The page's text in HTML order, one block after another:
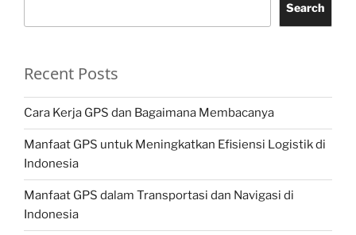
Search
Recent Posts
Cara Kerja GPS dan Bagaimana Membacanya
Manfaat GPS untuk Meningkatkan Efisiensi Logistik di
Indonesia
Manfaat GPS dalam Transportasi dan Navigasi di
Indonesia